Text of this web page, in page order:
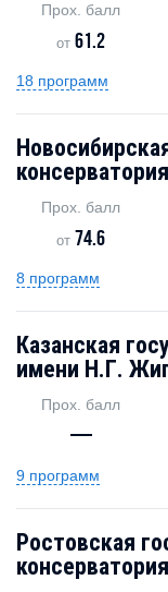
Прох. балл
от61.2
18 программ
Прох. балл
от 74.6
8 программ
Казанская
имени Н.Г.
Прох. балл
—
9 программ
Ростовская